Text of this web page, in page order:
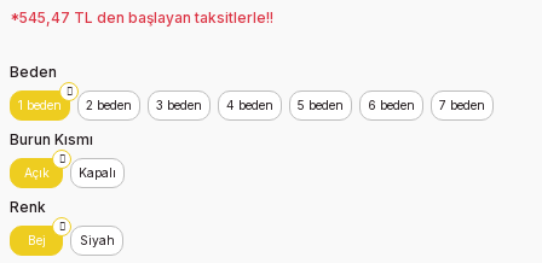
*545,47 TL den başlayan taksitlerle!!
Beden
1 beden 2 beden 3 beden 4 beden 5 beden 6 beden 7 beden
Burun Kısmı
Açık Kapalı
Renk
Bej Siyah